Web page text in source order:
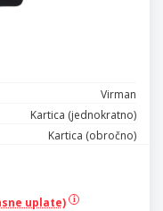
Virman
Kartica (jednokratno)
Kartica (obročno)
uplate)